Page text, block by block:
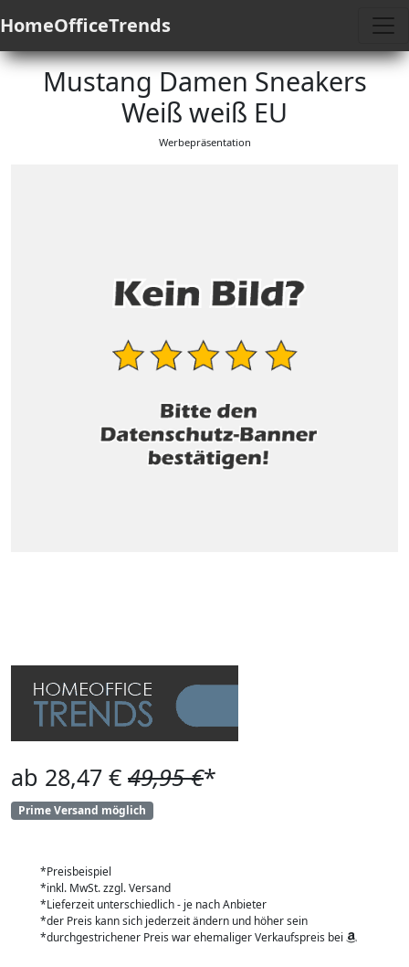
HomeOfficeTrends
Mustang Damen Sneakers
Weiß weiß EU
Werbepräsentation
ab 28,47 € 49,95 €*
Prime Versand möglich
*Preisbeispiel
*inkl. MwSt. zzgl. Versand
*Lieferzeit unterschiedlich - je nach Anbieter
*der Preis kann sich jederzeit ändern und höher sein
*durchgestrichener Preis war ehemaliger Verkaufspreis bei